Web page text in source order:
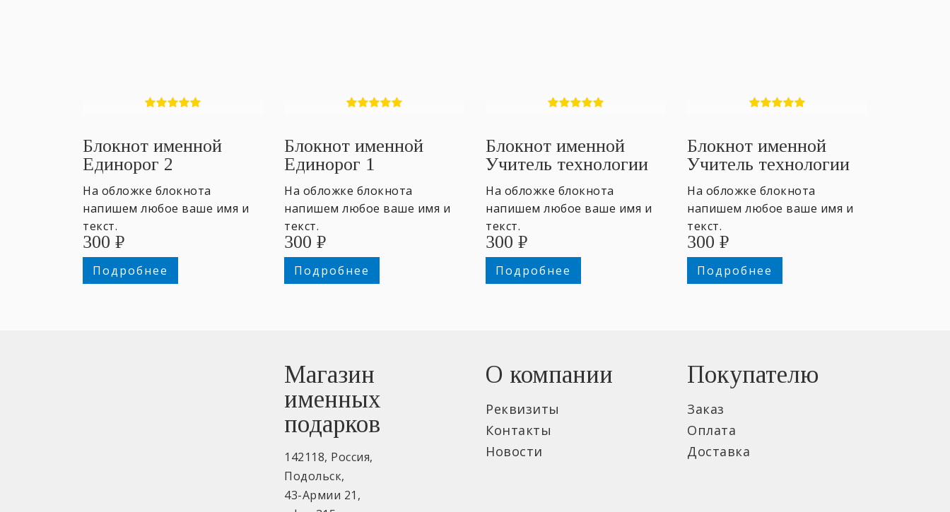
Блокнот именной
Единорог 2
На обложке блокнота
напишем любое ваше имя и
текст.
300 ₽
Подробнее
Блокнот именной
Единорог 1
На обложке блокнота
напишем любое ваше имя и
текст.
300 ₽
Подробнее
Блокнот именной
Учитель технологии
Ж
На обложке блокнота
напишем любое ваше имя и
текст.
300 ₽
Подробнее
Блокнот именной
Учитель технологии
М
На обложке блокнота
напишем любое ваше имя и
текст.
300 ₽
Подробнее
Магазин
именных
подарков
142118, Россия,
Подольск,
43-Армии 21 ,
О компании
Реквизиты
Контакты
Новости
Покупателю
Заказ
Оплата
Доставка